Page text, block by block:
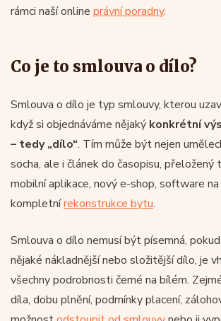
rámci naší online právní poradny.
Co je to smlouva o dílo?
Smlouva o dílo je typ smlouvy, kterou
když si objednáváme nějaký konkrétní
– tedy „dílo“. Tím může být nejen
socha, ale i článek do časopisu,
mobilní aplikace, nový e-shop, software
kompletnírekonstrukce bytu.
Smlouva o dílo nemusí být písemná,
nějaké nákladnější nebo složitější dílo, je
všechny podrobnosti černé na bílém.
díla, dobu plnění, podmínky placení,